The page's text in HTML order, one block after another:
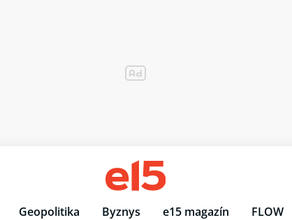
Geopolitika Byznys e15 magazín FLOW